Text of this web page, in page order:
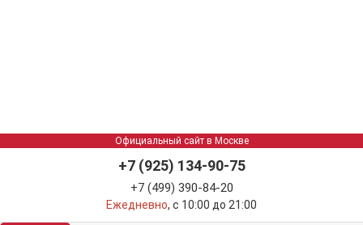
Официальный сайт в Москве
+7 (925) 134-90-75
+7 (499) 390-84-20
Ежедневно, с 10:00 до 21:00